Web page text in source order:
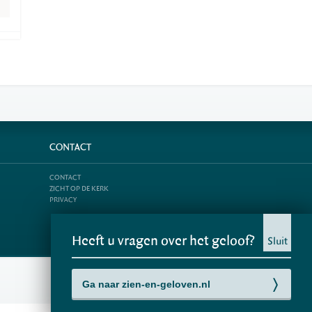
CONTACT
CONTACT
ZICHT OP DE KERK
PRIVACY
Heeft u vragen over het geloof? Sluit
Ga naar zien-en-geloven.nl